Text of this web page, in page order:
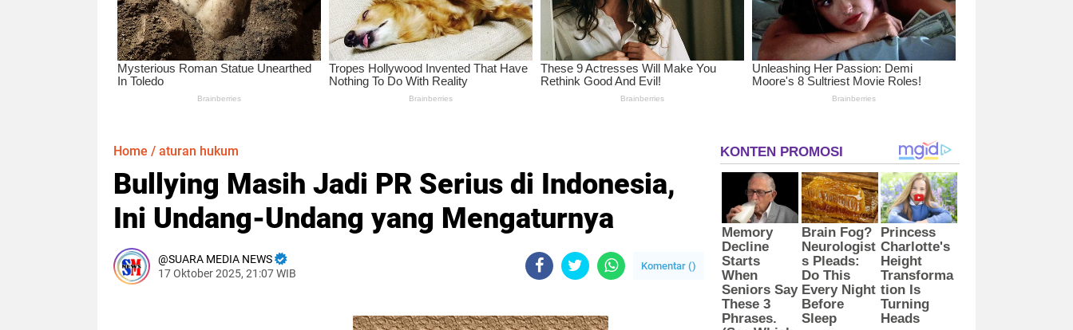
Home / aturan hukum
Bullying Masih Jadi PR Serius di Indonesia,
Ini Undang-Undang yang Mengaturnya
SUARA MEDIA NEWS
17 Oktober 2025, 21:07 WIB
Komentar ()